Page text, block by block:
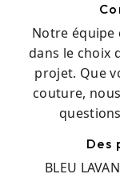
Notre équipe
dans le choix
projet. Que
couture,
Des
BLEU